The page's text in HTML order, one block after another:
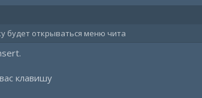
будет открываться меню чита
клавишу